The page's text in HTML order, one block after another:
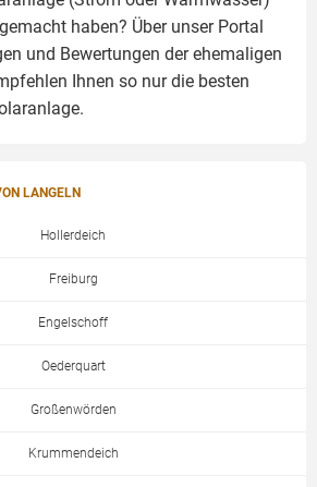
haben? Über unser Portal
und Bewertungen der ehemaligen
Ihnen so nur die besten
.
LANGELN
Hollerdeich
Freiburg
Engelschoff
Oederquart
Großenwörden
Krummendeich